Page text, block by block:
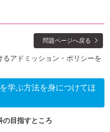
問題ページへ戻る
アドミッション・ポリシーを
学ぶ方法を身につけてほ
の目指すところ